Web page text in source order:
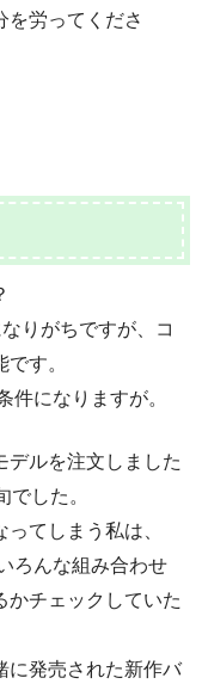
を労ってくださ
りがちですが、コ
す。
件になりますが。
デルを注文しました
した。
てしまう私は、
ろんな組み合わせ
かチェックしていた
に発売された新作バ